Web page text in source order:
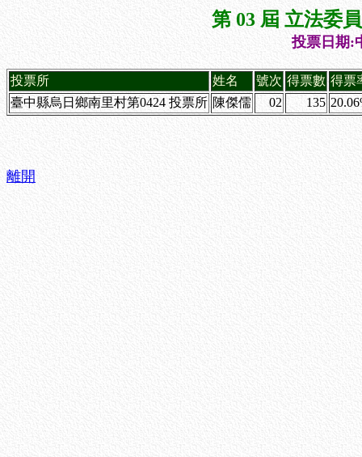
第 03 屆 立法委
投票日期:
投票所 姓名 號次 得票數 得票
臺中縣烏日鄉南里村第0424 投票所 陳傑儒 02 135
離開